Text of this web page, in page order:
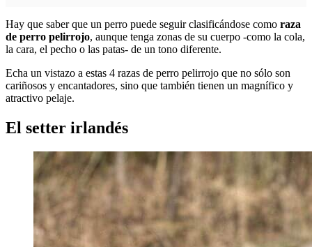
Hay que saber que un perro puede seguir clasificándose como raza
de perro pelirrojo, aunque tenga zonas de su cuerpo -como la cola,
la cara, el pecho o las patas- de un tono diferente.
Echa un vistazo a estas 4 razas de perro pelirrojo que no sólo son
cariñosos y encantadores, sino que también tienen un magnífico y
atractivo pelaje.
El setter irlandés